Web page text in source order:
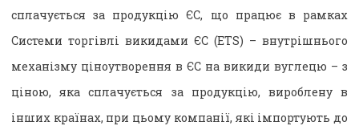
сплачується за продукцію ЄС, що працює в рамках
Системи торгівлі викидами ЄС (ETS) – внутрішнього
механізму ціноутворення в ЄС на викиди вуглецю – з
ціною, яка сплачується за продукцію, вироблену в
інших країнах, при цьому компанії, які імпортують до